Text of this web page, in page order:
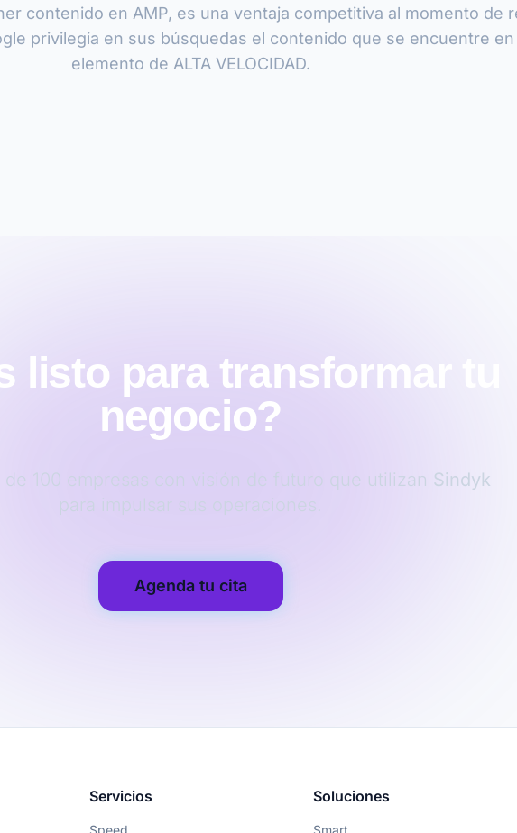
contenido en AMP, es una ventaja competitiva al momento de
privilegia en sus búsquedas el contenido que se encuentre
elemento de ALTA VELOCIDAD.
listo para transformar tu
negocio?
de 100 empresas con visión de futuro que utilizan Sindyk
Agenda tu cita
Servicios
Speed
Soluciones
Smart